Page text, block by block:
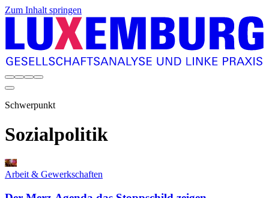
Zum Inhalt springen
Schwerpunkt
Sozialpolitik
Arbeit & Gewerkschaften